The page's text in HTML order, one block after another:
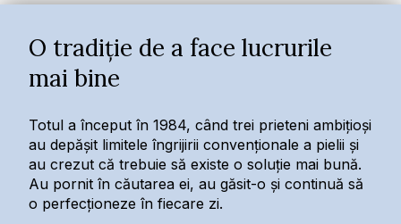
O tradiție de a face lucrurile
mai bine
Totul a început în 1984, când trei prieteni ambițioși
au depășit limitele îngrijirii convenționale a pielii și
au crezut că trebuie să existe o soluție mai bună.
Au pornit în căutarea ei, au găsit-o și continuă să
o perfecționeze în fiecare zi.